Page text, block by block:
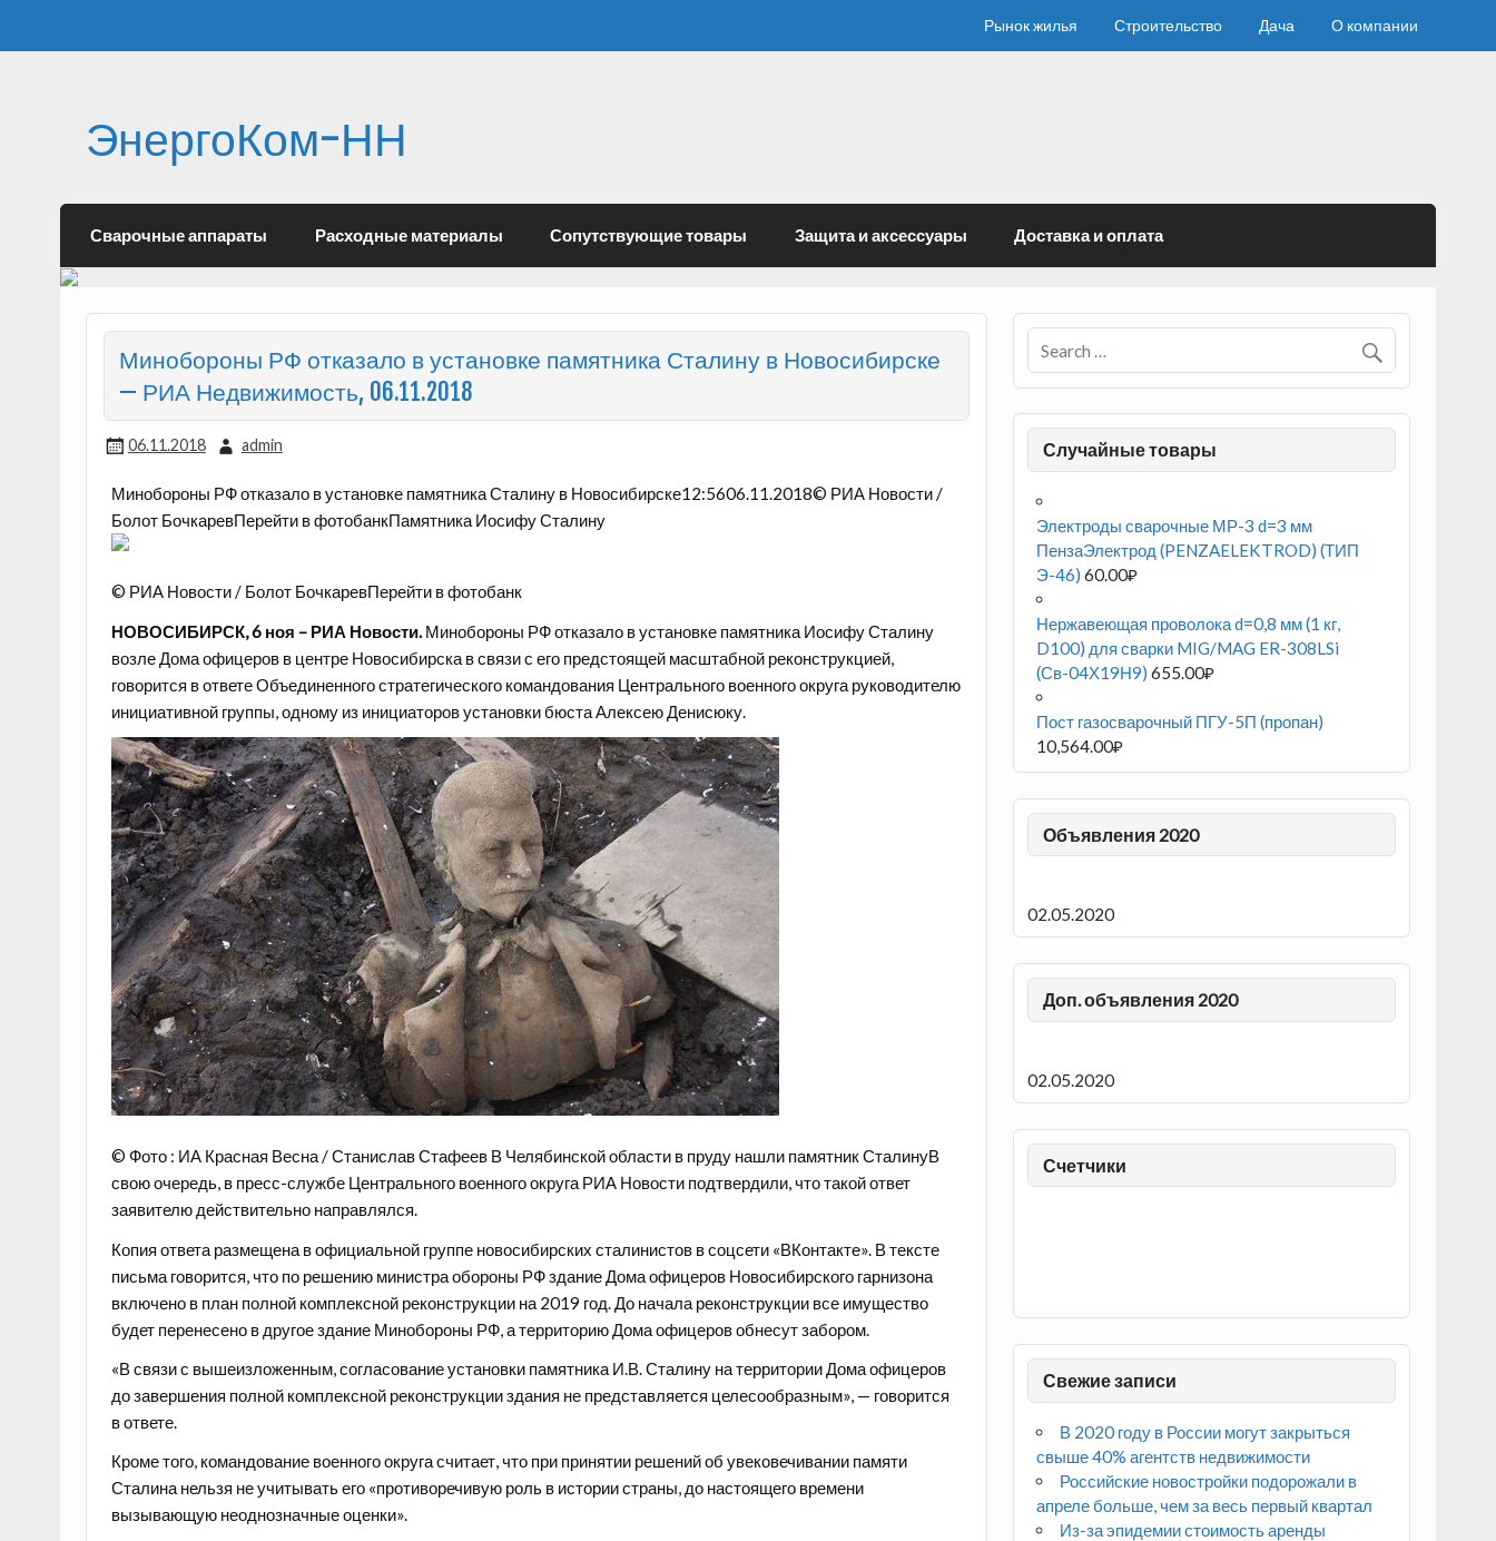
Рынок жилья Строительство Дача О компании
ЭнергоКом-НН
Сварочные аппараты Расходные материалы Сопутствующие товары Защита и аксессуары Доставка и оплата
Минобороны РФ отказало в установке памятника Сталину в Новосибирске
— РИА Недвижимость, 06.11.2018
06.11.2018 admin
Минобороны РФ отказало в установке памятника Сталину в Новосибирске12:5606.11.2018© РИА Новости /
Болот БочкаревПерейти в фотобанкПамятника Иосифу Сталину
© РИА Новости / Болот БочкаревПерейти в фотобанк
НОВОСИБИРСК, 6 ноя – РИА Новости.Минобороны РФ отказало в установке памятника Иосифу Сталину
возле Дома офицеров в центре Новосибирска в связи с его предстоящей масштабной реконструкцией,
говорится в ответе Объединенного стратегического командования Центрального военного округа руководителю
инициативной группы, одному из инициаторов установки бюста Алексею Денисюку.
© Фото : ИА Красная Весна / Станислав Стафеев В Челябинской области в пруду нашли памятник СталинуВ
свою очередь, в пресс-службе Центрального военного округа РИА Новости подтвердили, что такой ответ
заявителю действительно направлялся.
Копия ответа размещена в официальной группе новосибирских сталинистов в соцсети «ВКонтакте». В тексте
письма говорится, что по решению министра обороны РФ здание Дома офицеров Новосибирского гарнизона
включено в план полной комплексной реконструкции на 2019 год. До начала реконструкции все имущество
будет перенесено в другое здание Минобороны РФ, а территорию Дома офицеров обнесут забором.
«В связи с вышеизложенным, согласование установки памятника И.В. Сталину на территории Дома офицеров
до завершения полной комплексной реконструкции здания не представляется целесообразным», — говорится
в ответе.
Кроме того, командование военного округа считает, что при принятии решений об увековечивании памяти
Сталина нельзя не учитывать его «противоречивую роль в истории страны, до настоящего времени
вызывающую неоднозначные оценки».
Случайные товары
Электроды сварочные МР-3 d=3 мм
ПензаЭлектрод (PENZAELEKTROD) (ТИП
Э-46) 60.00₽
Нержавеющая проволока d=0,8 мм (1 кг,
D100) для сварки MIG/MAG ER-308LSi
(Св-04Х19Н9) 655.00₽
Пост газосварочный ПГУ-5П (пропан)
10,564.00₽
Объявления 2020
02.05.2020
Доп. объявления 2020
02.05.2020
Счетчики
Свежие записи
В 2020 году в России могут закрыться
свыше 40% агентств недвижимости
Российские новостройки подорожали в
апреле больше, чем за весь первый квартал
Из-за эпидемии стоимость аренды